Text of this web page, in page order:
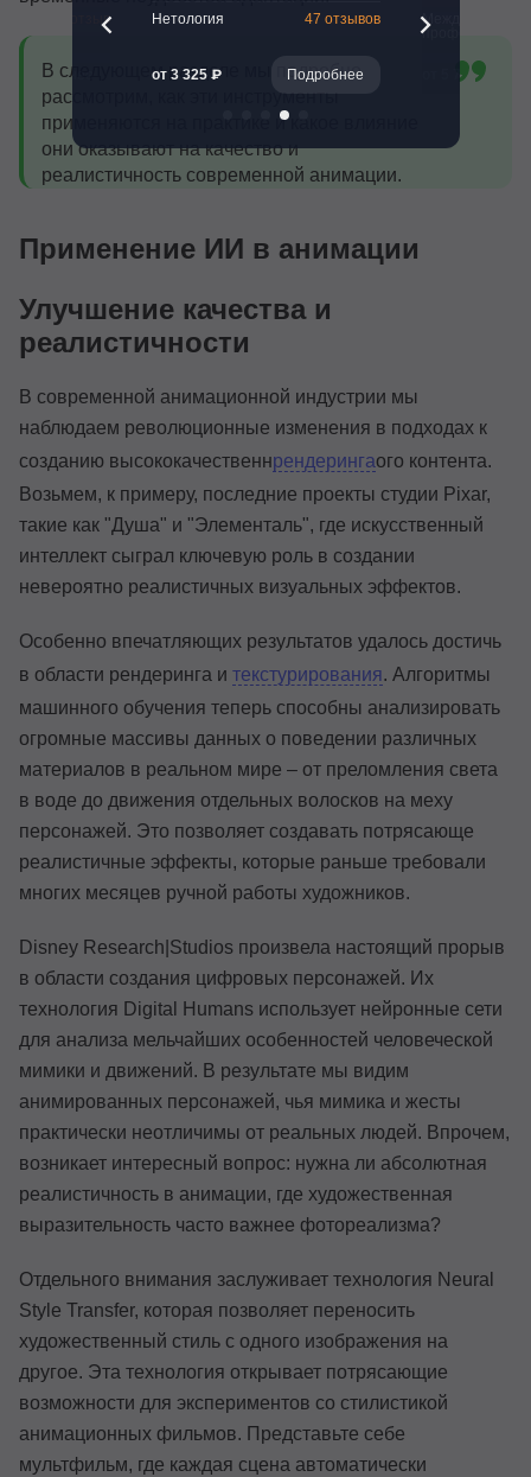
В следующем разделе мы подробно
рассмотрим, как эти инструменты
применяются на практике и какое влияние
они оказывают на качество и
реалистичность современной анимации.
Применение ИИ в анимации
Улучшение качества и
реалистичности
В современной анимационной индустрии мы
наблюдаем революционные изменения в подходах к
созданию высококачественнрендерингаого контента.
Возьмем, к примеру, последние проекты студии Pixar,
такие как "Душа" и "Элементаль", где искусственный
интеллект сыграл ключевую роль в создании
невероятно реалистичных визуальных эффектов.
Особенно впечатляющих результатов удалось достичь
в области рендеринга и текстурирования. Алгоритмы
машинного обучения теперь способны анализировать
огромные массивы данных о поведении различных
материалов в реальном мире – от преломления света
в воде до движения отдельных волосков на меху
персонажей. Это позволяет создавать потрясающе
реалистичные эффекты, которые раньше требовали
многих месяцев ручной работы художников.
Disney Research|Studios произвела настоящий прорыв
в области создания цифровых персонажей. Их
технология Digital Humans использует нейронные сети
для анализа мельчайших особенностей человеческой
мимики и движений. В результате мы видим
анимированных персонажей, чья мимика и жесты
практически неотличимы от реальных людей. Впрочем,
возникает интересный вопрос: нужна ли абсолютная
реалистичность в анимации, где художественная
выразительность часто важнее фотореализма?
Отдельного внимания заслуживает технология Neural
Style Transfer, которая позволяет переносить
художественный стиль с одного изображения на
другое. Эта технология открывает потрясающие
возможности для экспериментов со стилистикой
анимационных фильмов. Представьте себе
мультфильм, где каждая сцена автоматически
261 отзыв
Подробнее
Нетология 47 отзывов
от 3 325 ₽ Подробнее
профессий
от 5 700 ₽